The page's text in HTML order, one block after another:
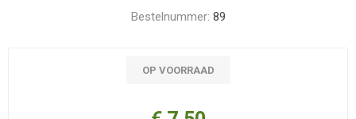
Bestelnummer: 89
OP VOORRAAD